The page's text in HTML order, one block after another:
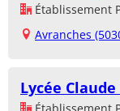
Établissement
Avranches
Lycée